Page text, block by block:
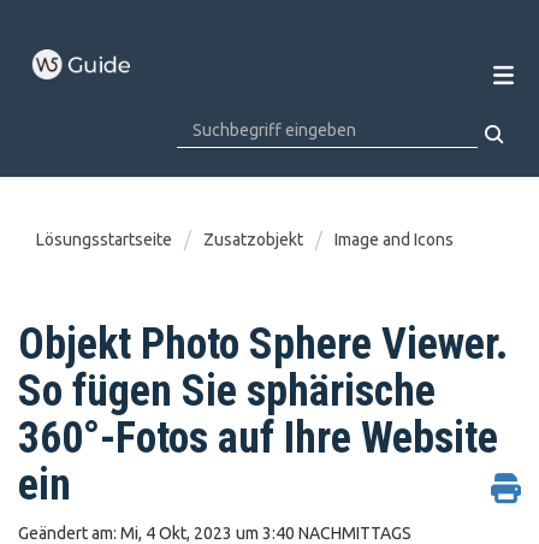
Lösungsstartseite Zusatzobjekt Image and Icons
Objekt Photo Sphere Viewer.
So fügen Sie sphärische
360°-Fotos auf Ihre Website
ein
Geändert am: Mi, 4 Okt, 2023 um 3:40 NACHMITTAGS